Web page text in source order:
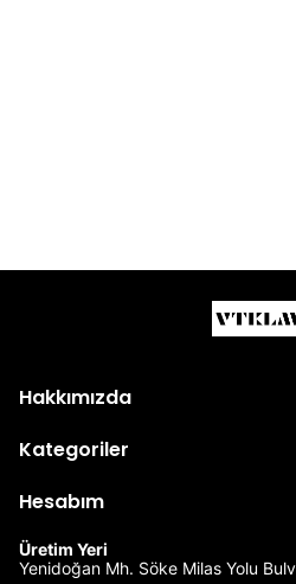
Hakkımızda
Kategoriler
Hesabım
Üretim Yeri
Yenidoğan Mh. Söke Milas Yolu